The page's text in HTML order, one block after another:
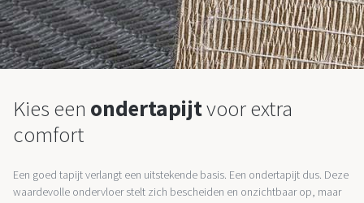
Kies een ondertapijtvoor extra
comfort
Een goed tapijt verlangt een uitstekende basis. Een ondertapijt dus. Deze
waardevolle ondervloer stelt zich bescheiden en onzichtbaar op, maar